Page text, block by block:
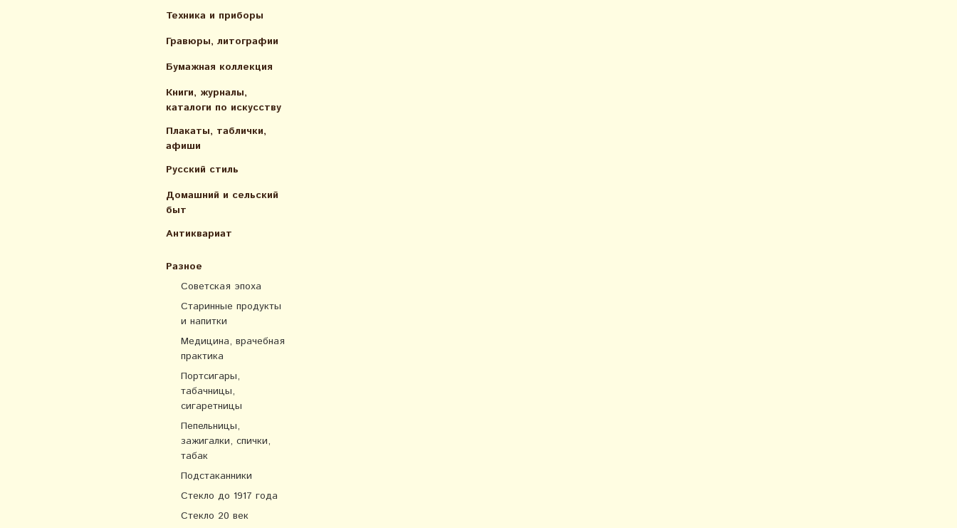
Техника и приборы
Гравюры, литографии
Бумажная коллекция
Книги, журналы,
каталоги по искусcтву
Плакаты, таблички,
афиши
Русский стиль
Домашний и сельский
быт
Антиквариат
Разное
Советская эпоха
Старинные продукты
и напитки
Медицина, врачебная
практика
Портсигары,
табачницы,
сигаретницы
Пепельницы,
зажигалки, спички,
табак
Подстаканники
Стекло до 1917 года
Стекло 20 век